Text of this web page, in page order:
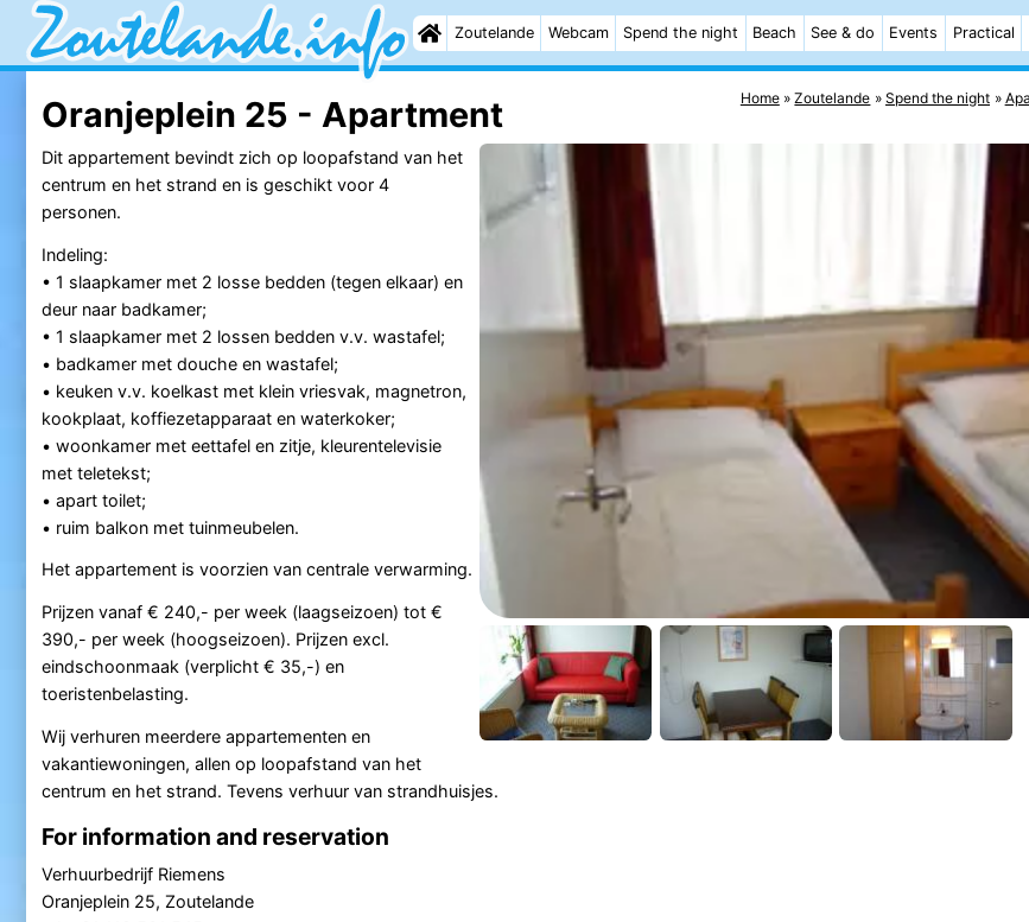
Zoutelande Webcam Spend the night Beach See & do Events Practical
Home Zoutelande Spend the night
Oranjeplein 25 - Apartment
Dit appartement bevindt zich op loopafstand van het
centrum en het strand en is geschikt voor 4
personen.
Indeling:
• 1 slaapkamer met 2 losse bedden (tegen elkaar) en
deur naar badkamer;
• 1 slaapkamer met 2 lossen bedden v.v. wastafel;
• badkamer met douche en wastafel;
• keuken v.v. koelkast met klein vriesvak, magnetron,
kookplaat, koffiezetapparaat en waterkoker;
• woonkamer met eettafel en zitje, kleurentelevisie
met teletekst;
• apart toilet;
• ruim balkon met tuinmeubelen.
Het appartement is voorzien van centrale verwarming.
Prijzen vanaf € 240,- per week (laagseizoen) tot €
390,- per week (hoogseizoen). Prijzen excl.
eindschoonmaak (verplicht € 35,-) en
toeristenbelasting.
Wij verhuren meerdere appartementen en
vakantiewoningen, allen op loopafstand van het
centrum en het strand. Tevens verhuur van strandhuisjes.
For information and reservation
Verhuurbedrijf Riemens
Oranjeplein 25, Zoutelande